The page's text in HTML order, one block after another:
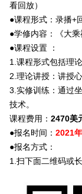
看回放）
●课程形式：录播+
●学修内容：《大
●课程设置 ：
1.课程形式包括理
2.理论讲授：讲授
3.实修训练：通过
技术。
课程费用： 2470美
●报名时间： 2021
●报名方式：
1.扫下面二维码或